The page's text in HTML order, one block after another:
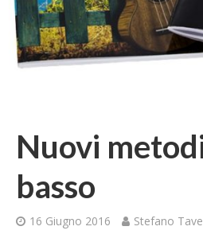
Nuovi
basso
16 Giugno 2016 Stefano